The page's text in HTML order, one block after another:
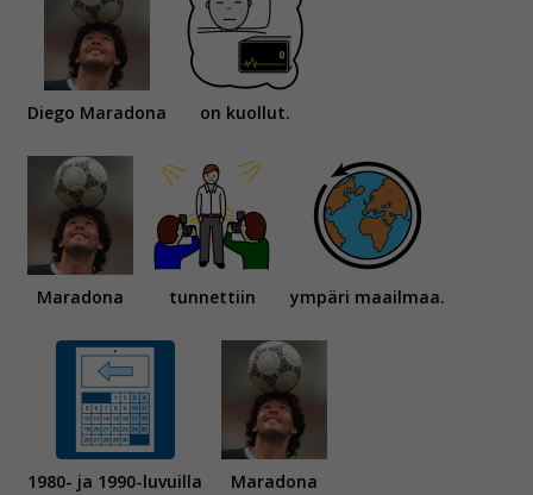
Diego Maradona on kuollut.
Maradona tunnettiin ympäri maailmaa.
1980- ja 1990-luvuilla Maradona